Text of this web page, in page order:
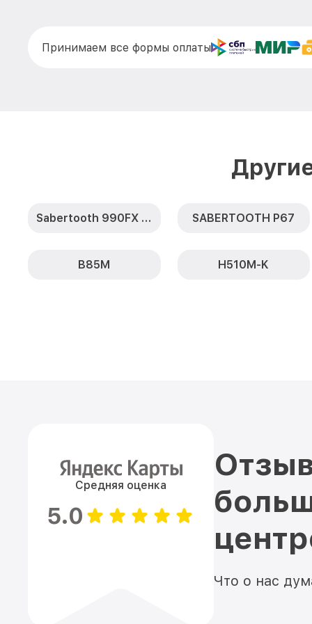
Принимаем все формы оплаты
Sabertooth 990FX R2.0 SABERTOOTH P67
B85M H510M-K
Средняя оценка
5.0
Что о нас